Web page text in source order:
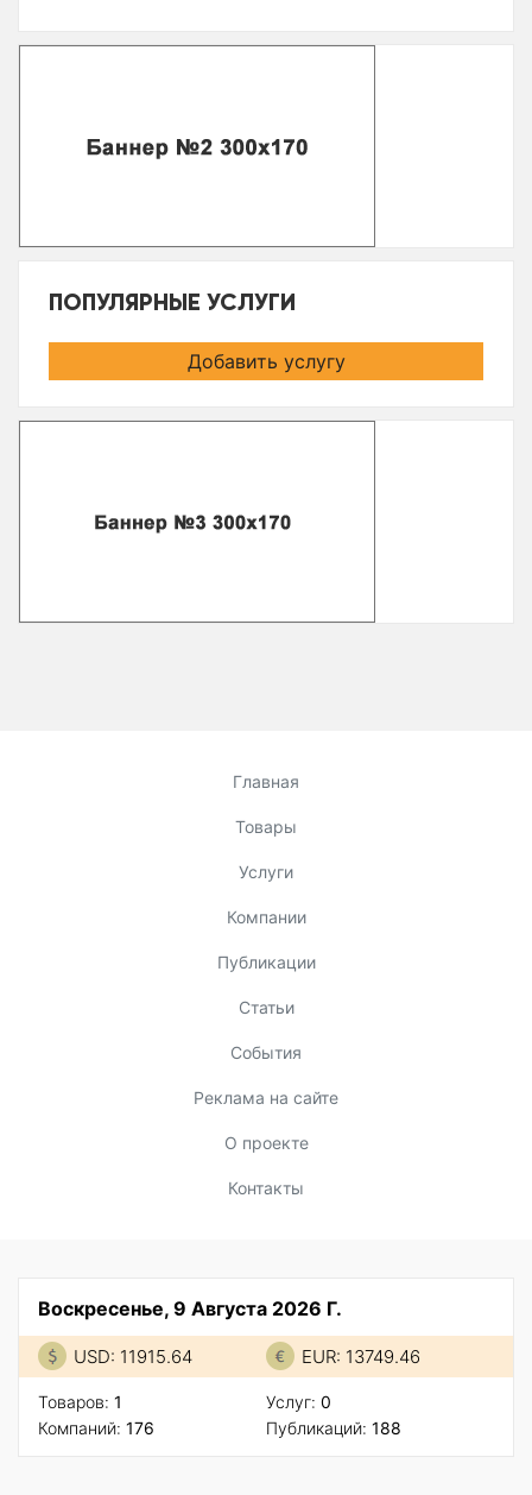
ПОПУЛЯРНЫЕ УСЛУГИ
Добавить услугу
Главная
Товары
Услуги
Компании
Публикации
Статьи
События
Реклама на сайте
О проекте
Контакты
Воскресенье, 9 Августа 2026 Г.
USD: 11915.64 EUR: 13749.46
Товаров: 1
Компаний: 176
Услуг: 0
Публикаций: 188